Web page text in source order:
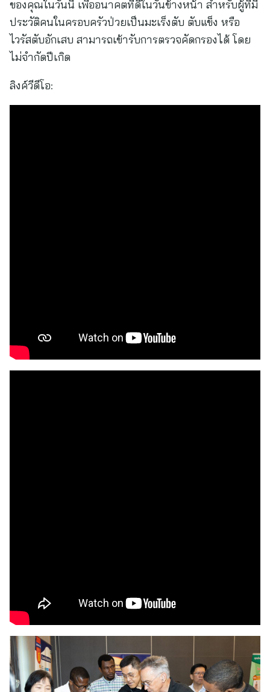
ของคุณในวันนี้ เพื่ออนาคตที่ดีในวันข้างหน้า สำหรับผู้ที่มี
ประวัติคนในครอบครัวป่วยเป็นมะเร็งตับ ตับแข็ง หรือ
ไวรัสตับอักเสบ สามารถเข้ารับการตรวจคัดกรองได้ โดย
ไม่จำกัดปีเกิด
ลิงค์วีดีโอ: